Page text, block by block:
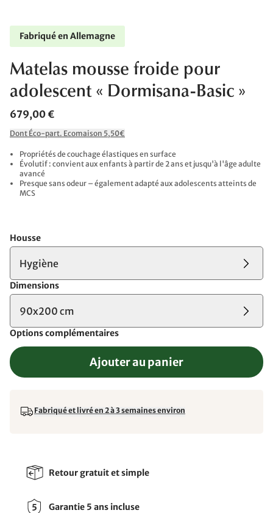
Fabriqué en Allemagne
Matelas mousse froide pour
adolescent « Dormisana-Basic »
679,00 €
Dont Éco-part. Ecomaison 5,50€
Propriétés de couchage élastiques en surface
Évolutif : convient aux enfants à partir de 2 ans et jusqu'à l'âge adulte
avancé
Presque sans odeur – également adapté aux adolescents atteints de
MCS
Housse
Hygiène
Dimensions
90x200 cm
Options complémentaires
Ajouter au panier
Fabriqué et livré en 2 à 3 semaines environ
Retour gratuit et simple
Garantie 5 ans incluse